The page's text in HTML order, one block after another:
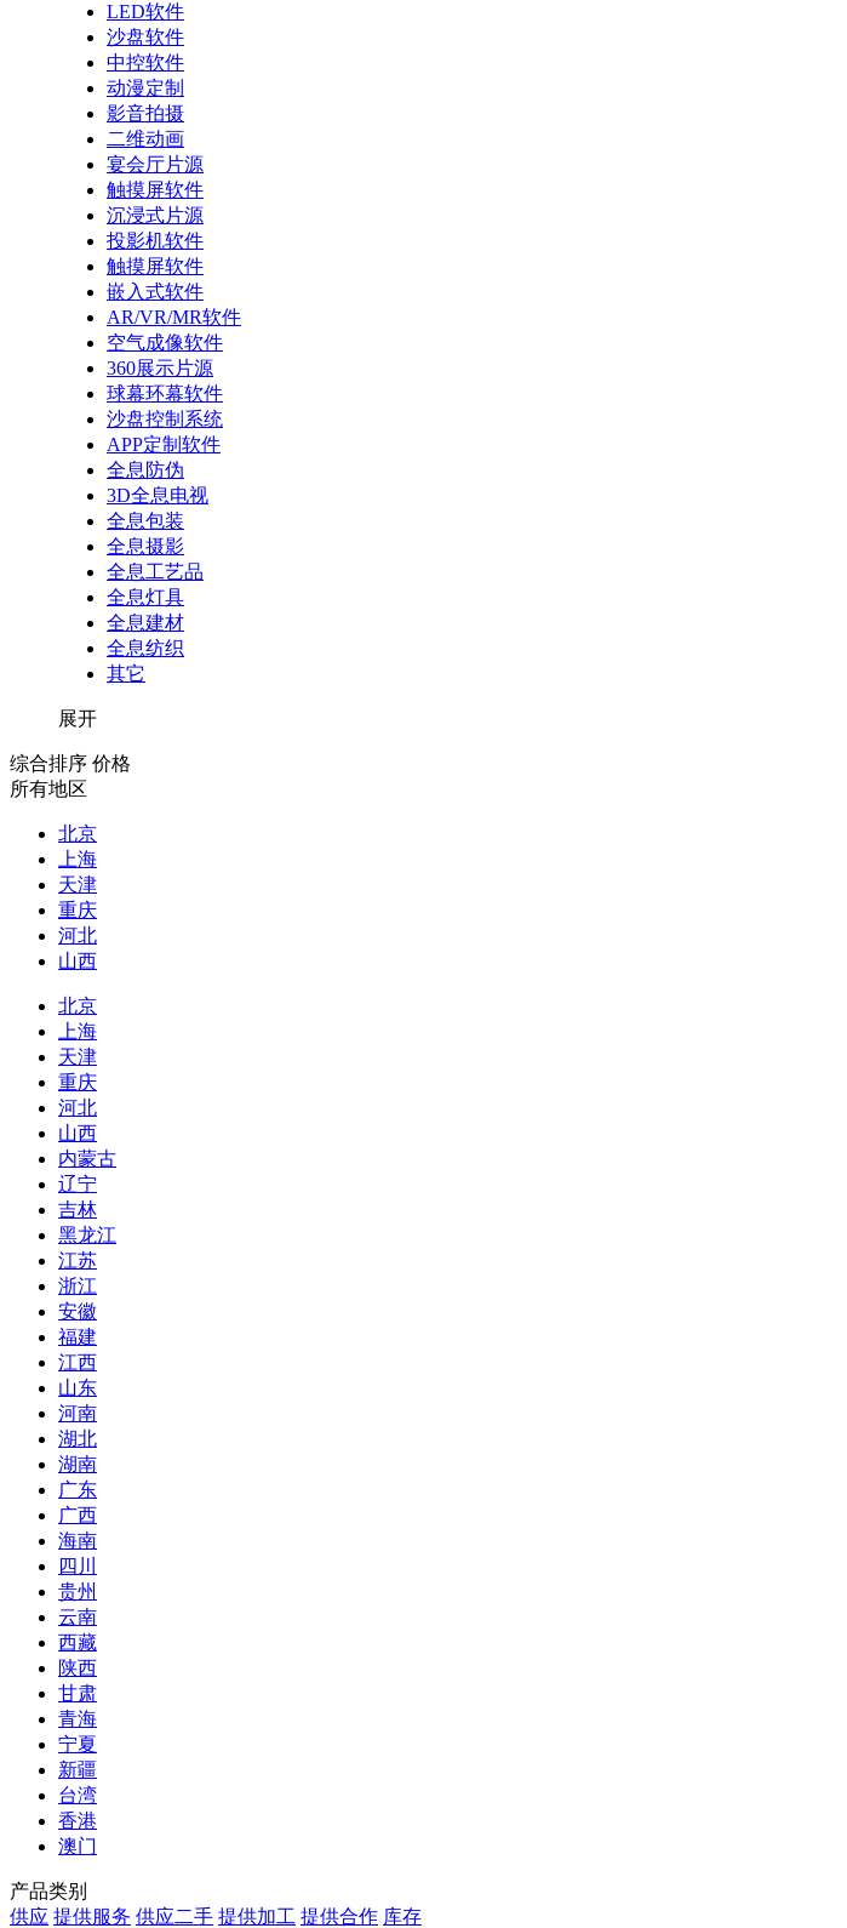
LED软件
沙盘软件
中控软件
动漫定制
影音拍摄
二维动画
宴会厅片源
触摸屏软件
沉浸式片源
投影机软件
触摸屏软件
嵌入式软件
AR/VR/MR软件
空气成像软件
360展示片源
球幕环幕软件
沙盘控制系统
APP定制软件
全息防伪
3D全息电视
全息包装
全息摄影
全息工艺品
全息灯具
全息建材
全息纺织
其它
展开
综合排序 价格
所有地区
北京
上海
天津
重庆
河北
山西
北京
上海
天津
重庆
河北
山西
内蒙古
辽宁
吉林
黑龙江
江苏
浙江
安徽
福建
江西
山东
河南
湖北
湖南
广东
广西
海南
四川
贵州
云南
西藏
陕西
甘肃
青海
宁夏
新疆
台湾
香港
澳门
产品类别
供应 提供服务 供应二手 提供加工 提供合作 库存